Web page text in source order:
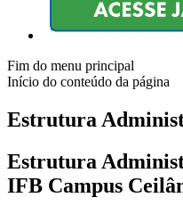
Fim do menu principal
Início do conteúdo da página
Estrutura
Estrutura
IFB Campus